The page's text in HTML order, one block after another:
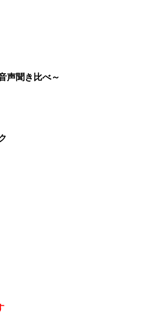
聞き比べ～